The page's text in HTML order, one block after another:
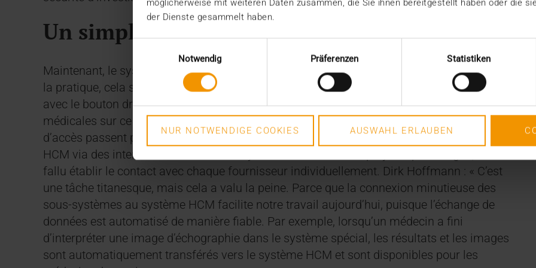
möglicherweise mit weiteren Daten zusammen, die Sie ihnen bereitgestellt haben oder die
der Dienste gesammelt haben.
Notwendig
Präferenzen Statistiken
NUR NOTWENDIGE COOKIES AUSWAHL ERLAUBEN
Un simple appel depuis le SIH
Maintenant, le système HCM est en service et les sous-systèmes ont été connectés. Dans
la pratique, cela signifie que les utilisateurs peuvent passer du SIH au HCM en cliquant
avec le bouton droit de la souris sur un patient et ainsi visualiser toutes les données
médicales sur ce patient et ce cas. Ce processus a été délibérément choisi, car les droits
d’accès passent par le SIH plutôt que par le HCM. Les données arrivent dans le système
HCM via des interfaces avec les sous-systèmes – la tâche du projet la plus longue, car il a
fallu établir le contact avec chaque fournisseur individuellement. Dirk Hoffmann : « C’est
une tâche titanesque, mais cela a valu la peine. Parce que la connexion minutieuse des
sous-systèmes au système HCM facilite notre travail aujourd’hui, puisque l’échange de
données est automatisé de manière fiable. Par exemple, lorsqu’un médecin a fini
d’interpréter une image d’échographie dans le système spécial, les résultats et les images
sont automatiquement transférés vers le système HCM et sont disponibles pour les